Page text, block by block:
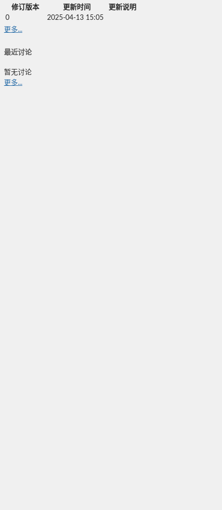
修订版本 更新时间
更新说明
0
2025-04-13 15:05
更多...
最近讨论
暂无讨论
更多...